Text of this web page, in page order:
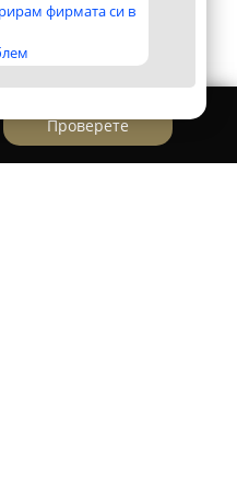
фирмата си в
Проверете